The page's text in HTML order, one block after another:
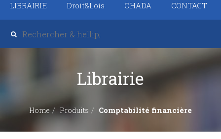
LIBRAIRIE Droit&Lois
Recueil de texte de
lois
OHADA CONTACT
Librairie
Home Produits Comptabilité financière